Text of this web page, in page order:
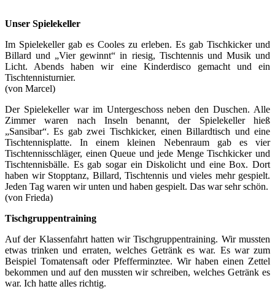
Unser Spielekeller
Im Spielekeller gab es Cooles zu erleben. Es gab Tischkicker und
Billard und „Vier gewinnt“ in riesig, Tischtennis und Musik und
Licht. Abends haben wir eine Kinderdisco gemacht und ein
Tischtennisturnier.
(von Marcel)
Der Spielekeller war im Untergeschoss neben den Duschen. Alle
Zimmer waren nach Inseln benannt, der Spielekeller hieß
„Sansibar“. Es gab zwei Tischkicker, einen Billardtisch und eine
Tischtennisplatte. In einem kleinen Nebenraum gab es vier
Tischtennisschläger, einen Queue und jede Menge Tischkicker und
Tischtennisbälle. Es gab sogar ein Diskolicht und eine Box. Dort
haben wir Stopptanz, Billard, Tischtennis und vieles mehr gespielt.
Jeden Tag waren wir unten und haben gespielt. Das war sehr schön.
(von Frieda)
Tischgruppentraining
Auf der Klassenfahrt hatten wir Tischgruppentraining. Wir mussten
etwas trinken und erraten, welches Getränk es war. Es war zum
Beispiel Tomatensaft oder Pfefferminztee. Wir haben einen Zettel
bekommen und auf den mussten wir schreiben, welches Getränk es
war. Ich hatte alles richtig.